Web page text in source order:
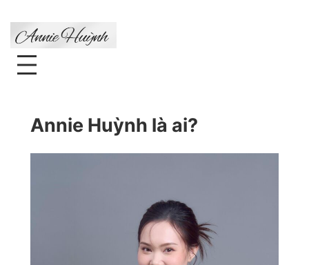
to
content
Annie Huỳnh là ai?